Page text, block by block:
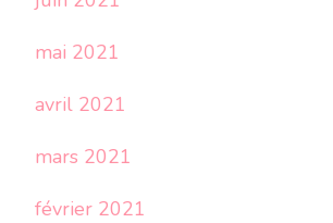
mai 2021
avril 2021
mars 2021
février 2021